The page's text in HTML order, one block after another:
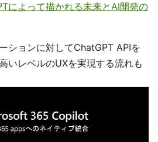
によって描かれる未来とAI開発の
ションに対してChatGPT APIを
いレベルのUXを実現する流れも